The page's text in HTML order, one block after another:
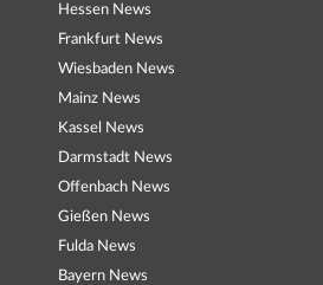
Hessen News
Frankfurt News
Wiesbaden News
Mainz News
Kassel News
Darmstadt News
Offenbach News
Gießen News
Fulda News
Bayern News